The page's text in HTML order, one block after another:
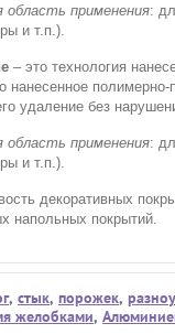
область применения:
и т.п.).
– это технология
нанесенное
удаление без
область применения:
и т.п.).
декоративных
напольных покрытий.
, стык, порожек,
желобками,